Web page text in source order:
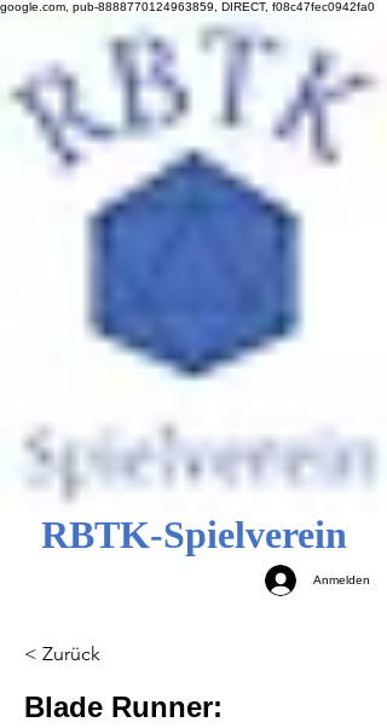
google.com, pub-8888770124963859, DIRECT, f08c47fec0942fa0
RBTK-Spielverein
Anmelden
< Zurück
Blade Runner: